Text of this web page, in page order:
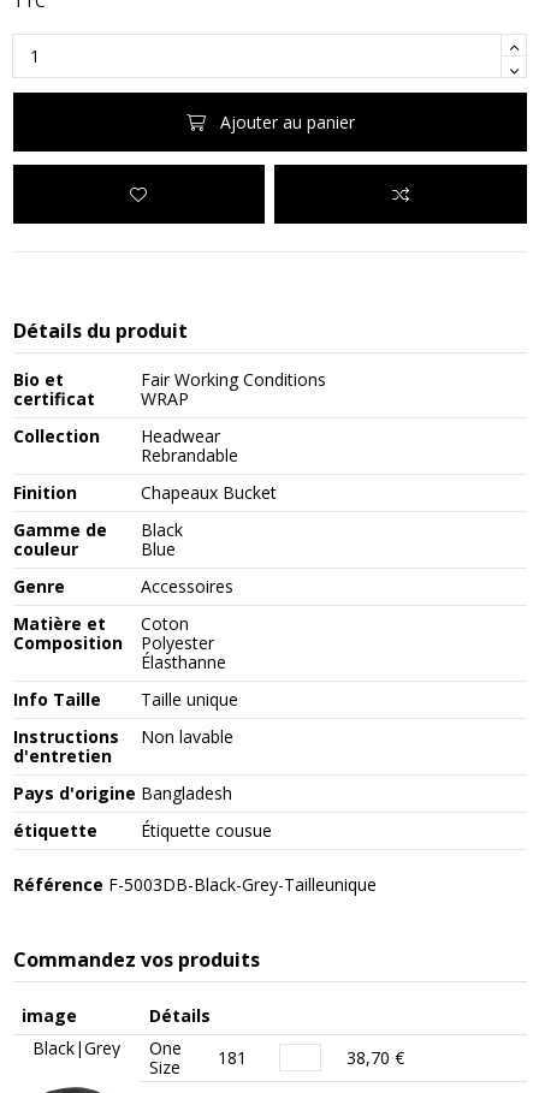
Ajouter au panier
Détails du produit
Bio et
certificat
Fair Working Conditions
WRAP
Collection
Headwear
Rebrandable
Finition
Chapeaux Bucket
Gamme de
couleur
Black
Blue
Genre
Accessoires
Matière et
Composition
Coton
Polyester
Élasthanne
Info Taille
Taille unique
Instructions
d'entretien
Non lavable
Pays d'origine Bangladesh
étiquette
Étiquette cousue
Référence F-5003DB-Black-Grey-Tailleunique
Commandez vos produits
image
Détails
Black|Grey
One
Size
181 38,70 €